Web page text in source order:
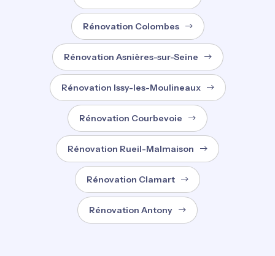
Rénovation Colombes
Rénovation Asnières-sur-Seine
Rénovation Issy-les-Moulineaux
Rénovation Courbevoie
Rénovation Rueil-Malmaison
Rénovation Clamart
Rénovation Antony